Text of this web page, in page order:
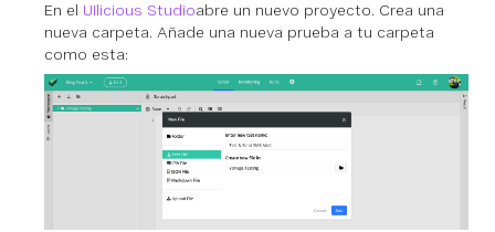
En el UIlicious Studioabre un nuevo proyecto. Crea una
nueva carpeta. Añade una nueva prueba a tu carpeta
como esta: